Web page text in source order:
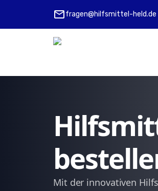
mailfragen@hilfsmittel-held.de
Mit der innovativen